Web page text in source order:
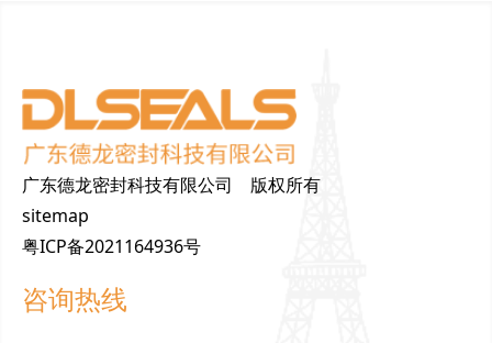
广东德龙密封科技有限公司 版权所有
sitemap
粤ICP备2021164936号
咨询热线